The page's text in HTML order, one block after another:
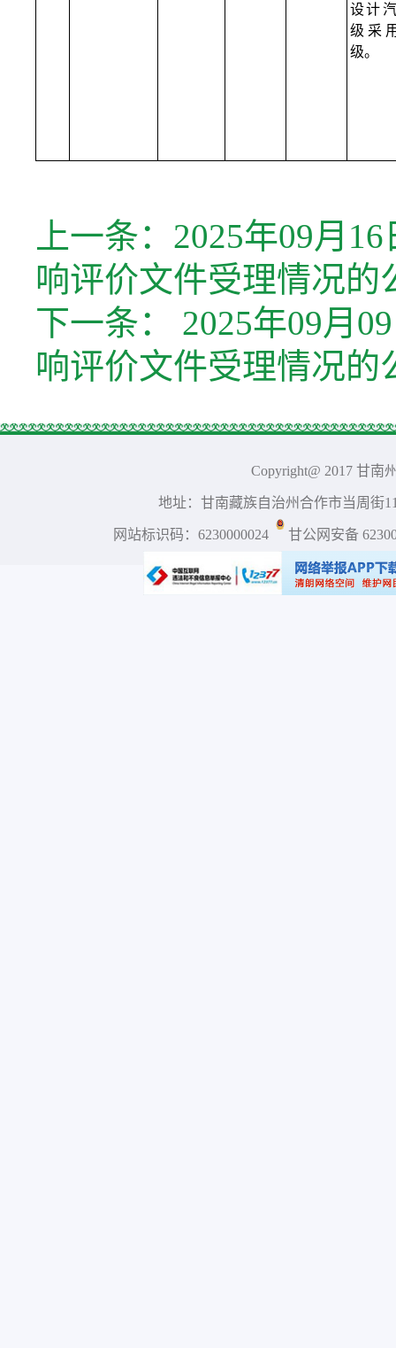
设计
级采
级。
上一条： 2025年09月
响评价文件受理情况的
下一条：
2025年09月
响评价文件受理情况的
Copyright@ 2017 甘南
地址：甘南藏族自治州合作市当周街
网站标识码：6230000024 甘公网安备